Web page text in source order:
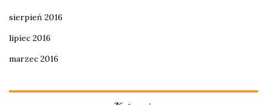
sierpień 2016
lipiec 2016
marzec 2016